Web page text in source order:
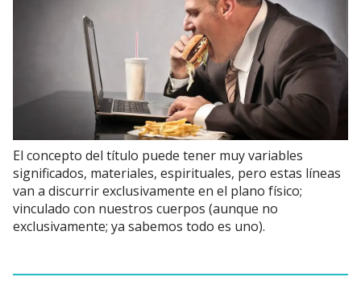
El concepto del título puede tener muy variables
significados, materiales, espirituales, pero estas líneas
van a discurrir exclusivamente en el plano físico;
vinculado con nuestros cuerpos (aunque no
exclusivamente; ya sabemos todo es uno).